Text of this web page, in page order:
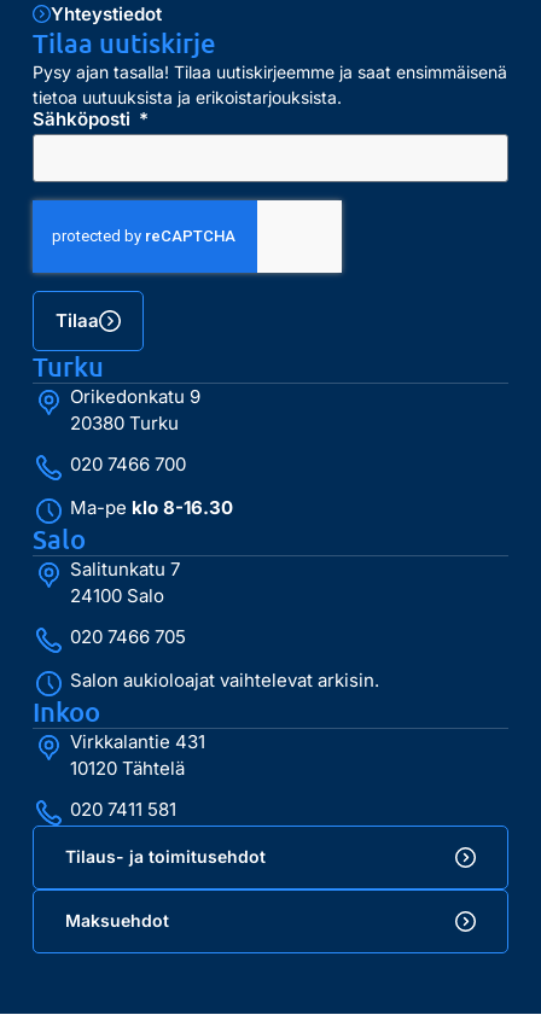
Yhteystiedot
Tilaa uutiskirje
Pysy ajan tasalla! Tilaa uutiskirjeemme ja saat ensimmäisenä
tietoa uutuuksista ja erikoistarjouksista.
Sähköposti
Tilaa
Turku
Orikedonkatu 9
20380 Turku
020 7466 700
Ma-pe klo 8-16.30
Salo
Salitunkatu 7
24100 Salo
020 7466 705
Salon aukioloajat vaihtelevat arkisin.
Inkoo
Virkkalantie 431
10120 Tähtelä
020 7411 581
Tilaus- ja toimitusehdot
Maksuehdot